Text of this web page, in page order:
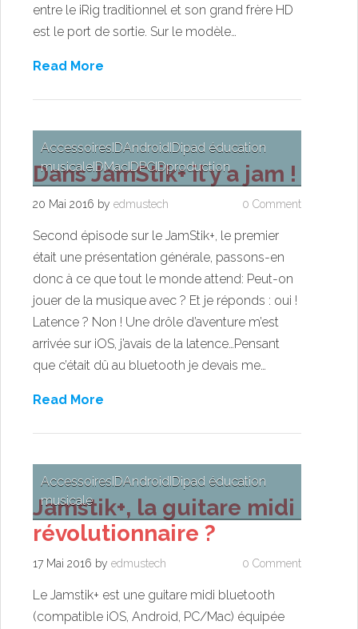
entre le iRig traditionnel et son grand frère HD
est le port de sortie. Sur le modèle…
Read More
AccessoiresIDAndroidIDipad éducation
musicaleIDMacIDPCIDproduction
Dans JamStik+ il y a jam !
20 Mai 2016 by edmustech 0 Comment
Second épisode sur le JamStik+, le premier
était une présentation générale, passons-en
donc à ce que tout le monde attend: Peut-on
jouer de la musique avec ? Et je réponds : oui !
Latence ? Non ! Une drôle d’aventure m’est
arrivée sur iOS, j’avais de la latence…Pensant
que c’était dû au bluetooth je devais me…
Read More
AccessoiresIDAndroidIDipad éducation
musicale
Jamstik+, la guitare midi
révolutionnaire ?
17 Mai 2016 by edmustech 0 Comment
Le Jamstik+ est une guitare midi bluetooth
(compatible iOS, Android, PC/Mac) équipée